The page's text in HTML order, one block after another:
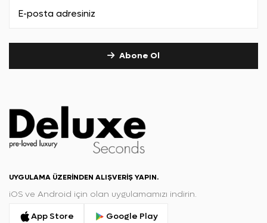
Abone Ol
UYGULAMA ÜZERINDEN ALIŞVERIŞ YAPIN.
iOS ve Android için olan uygulamamızı indirin.
App Store
Google Play